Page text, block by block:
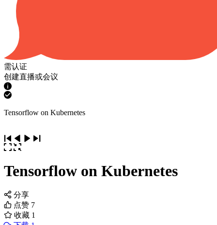
需认证
创建直播或会议
Tensorflow on Kubernetes
Tensorflow on Kubernetes
分享
点赞 7
收藏 1